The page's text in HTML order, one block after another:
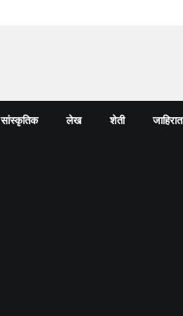
सांस्कृतिक लेख शेती जाहिरात